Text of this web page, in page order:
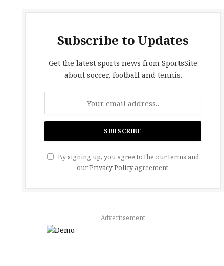
Subscribe to Updates
Get the latest sports news from SportsSite
about soccer, football and tennis.
By signing up, you agree to the our terms and
ourPrivacy Policyagreement.
Advertisement